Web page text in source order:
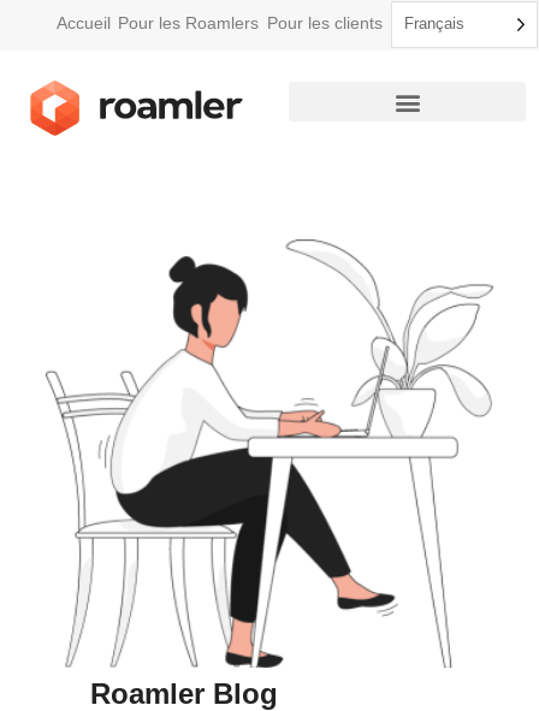
Accueil Pour les Roamlers Pour les clients Français
Roamler Blog